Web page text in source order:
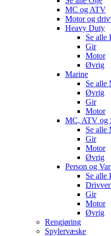
MC og ATV
Motor og
Heavy Duty
Se alle
Gir
Motor
Øvrig
Marine
Se alle
Øvrig
Gir
Motor
MC, ATV og
Se alle
Gir
Motor
Øvrig
Person og
Se alle
Gir
Motor
Øvrig
Rengjøring
Spylervæske